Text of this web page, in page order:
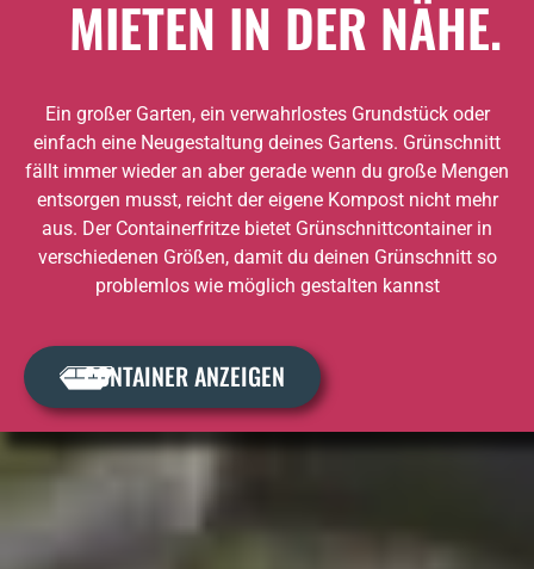
MIETEN IN DER NÄHE.
Ein großer Garten, ein verwahrlostes Grundstück oder
einfach eine Neugestaltung deines Gartens. Grünschnitt
fällt immer wieder an aber gerade wenn du große Mengen
entsorgen musst, reicht der eigene Kompost nicht mehr
aus. Der Containerfritze bietet Grünschnittcontainer in
verschiedenen Größen, damit du deinen Grünschnitt so
problemlos wie möglich gestalten kannst
CONTAINER ANZEIGEN